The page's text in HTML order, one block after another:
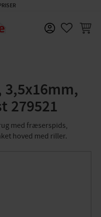
279521
med fræserspids,
hoved med riller.